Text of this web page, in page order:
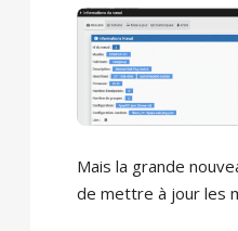
Mais la grande
de mettre à jour les